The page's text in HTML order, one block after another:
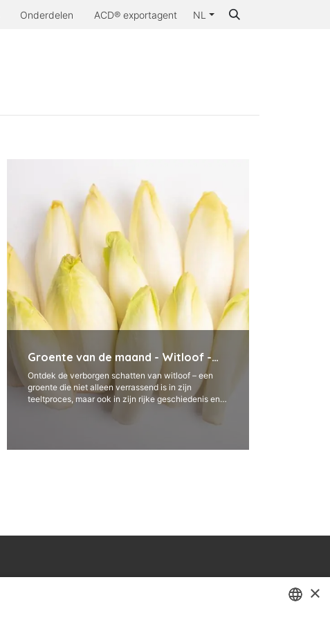
Onderdelen ACD® exportagent NL
Groente van de maand - Witloof -
Februari
Ontdek de verborgen schatten van witloof – een
groente die niet alleen verrassend is in zijn
teeltproces, maar ook in zijn rijke geschiedenis en
×